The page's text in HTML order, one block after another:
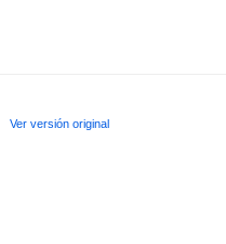
Ver versión original